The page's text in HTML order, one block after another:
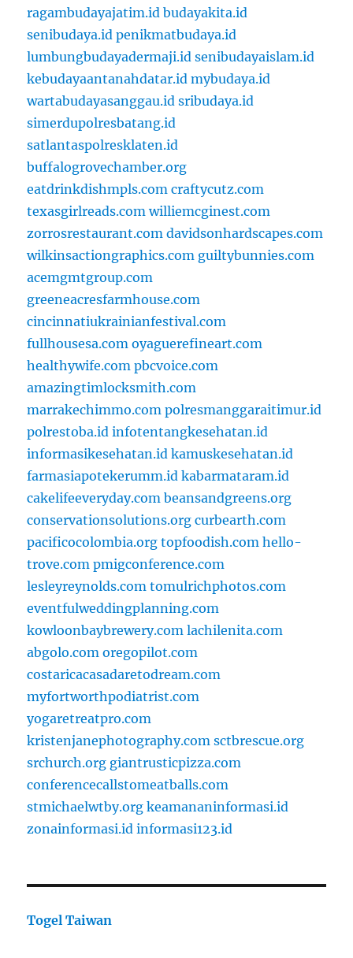
ragambudayajatim.id budayakita.id
senibudaya.id penikmatbudaya.id
lumbungbudayadermaji.id senibudayaislam.id
kebudayaantanahdatar.id mybudaya.id
wartabudayasanggau.id sribudaya.id
simerdupolresbatang.id
satlantaspolresklaten.id
buffalogrovechamber.org
eatdrinkdishmpls.com craftycutz.com
texasgirlreads.com williemcginest.com
zorrosrestaurant.com davidsonhardscapes.com
wilkinsactiongraphics.com guiltybunnies.com
acemgmtgroup.com
greeneacresfarmhouse.com
cincinnatiukrainianfestival.com
fullhousesa.com oyaguerefineart.com
healthywife.com pbcvoice.com
amazingtimlocksmith.com
marrakechimmo.com polresmanggaraitimur.id
polrestoba.id infotentangkesehatan.id
informasikesehatan.id kamuskesehatan.id
farmasiapotekerumm.id kabarmataram.id
cakelifeeveryday.com beansandgreens.org
conservationsolutions.org curbearth.com
pacificocolombia.org topfoodish.com hello-
trove.com pmigconference.com
lesleyreynolds.com tomulrichphotos.com
eventfulweddingplanning.com
kowloonbaybrewery.com lachilenita.com
abgolo.com oregopilot.com
costaricacasadaretodream.com
myfortworthpodiatrist.com
yogaretreatpro.com
kristenjanephotography.com sctbrescue.org
srchurch.org giantrusticpizza.com
conferencecallstomeatballs.com
stmichaelwtby.org keamananinformasi.id
zonainformasi.id informasi123.id
Togel Taiwan